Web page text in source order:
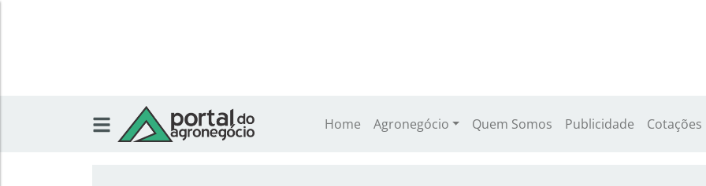
Home Agronegócio Quem Somos Publicidade Cotações